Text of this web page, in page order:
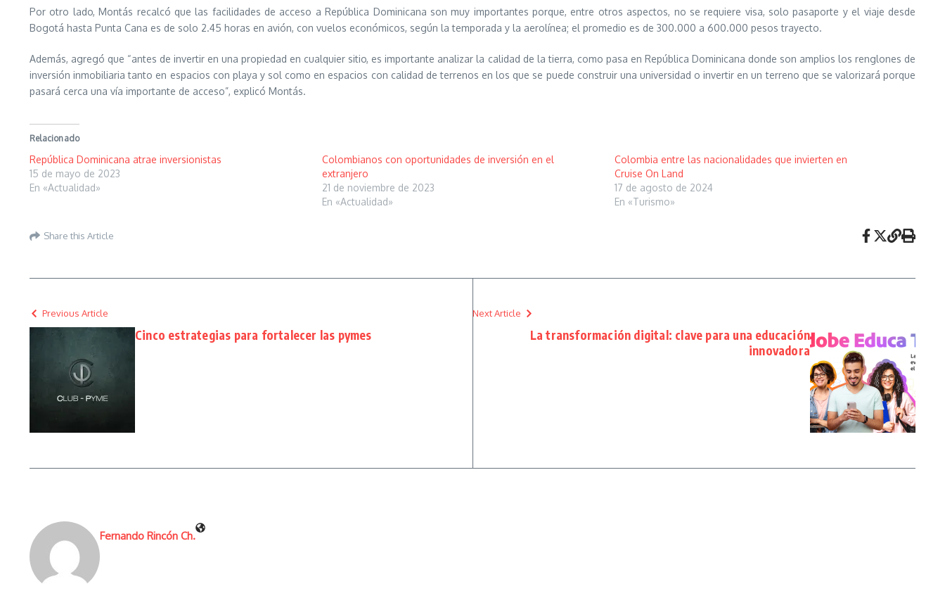
Por otro lado, Montás recalcó que las facilidades de acceso a República Dominicana son muy importantes porque, entre otros aspectos, no se requiere visa, solo pasaporte y el viaje desde
Bogotá hasta Punta Cana es de solo 2.45 horas en avión, con vuelos económicos, según la temporada y la aerolínea; el promedio es de 300.000 a 600.000 pesos trayecto.
Además, agregó que “antes de invertir en una propiedad en cualquier sitio, es importante analizar la calidad de la tierra, como pasa en República Dominicana donde son amplios los renglones de
inversión inmobiliaria tanto en espacios con playa y sol como en espacios con calidad de terrenos en los que se puede construir una universidad o invertir en un terreno que se valorizará porque
pasará cerca una vía importante de acceso”, explicó Montás.
Relacionado
República Dominicana atrae inversionistas
15 de mayo de 2023
En «Actualidad»
Colombianos con oportunidades de inversión en el
extranjero
21 de noviembre de 2023
En «Actualidad»
Colombia entre las nacionalidades que invierten en
Cruise On Land
17 de agosto de 2024
En «Turismo»
Share this Article
Previous Article
Cinco estrategias para fortalecer las pymes
Next Article
La transformación digital: clave para una educación
innovadora
Fernando Rincón Ch.